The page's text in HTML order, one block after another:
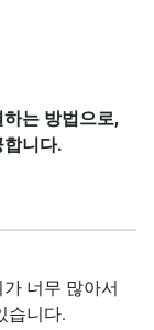
는 방법으로,
합니다.
너무 많아서
습니다.